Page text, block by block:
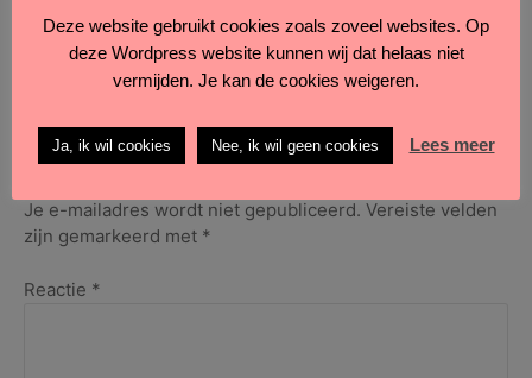
Geplaatst inKettingKUNSTwerk•Geen reactiesop
Natascha
Vogel
–
maart
Geef een reactie
Je e-mailadres wordt niet gepubliceerd. Vereiste velden
zijn gemarkeerd met *
Reactie *
Deze website gebruikt cookies zoals zoveel websites. Op
deze Wordpress website kunnen wij dat helaas niet
vermijden. Je kan de cookies weigeren.
Ja, ik wil cookies Nee, ik wil geen cookies Lees meer